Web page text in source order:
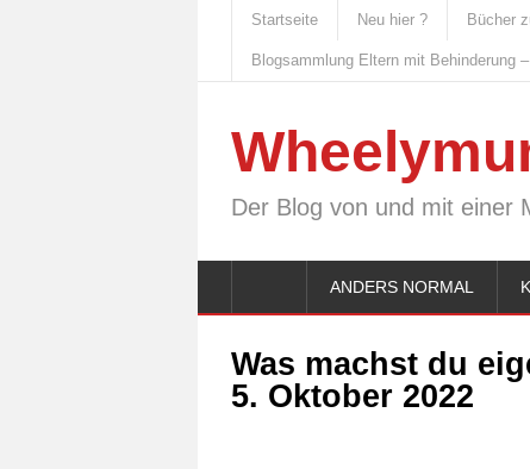
Startseite Neu hier ? Bücher
Blogsammlung Eltern mit Behinderung
Der Blog von und mit einer
ANDERS NORMAL
Was machst du
5. Oktober 2022